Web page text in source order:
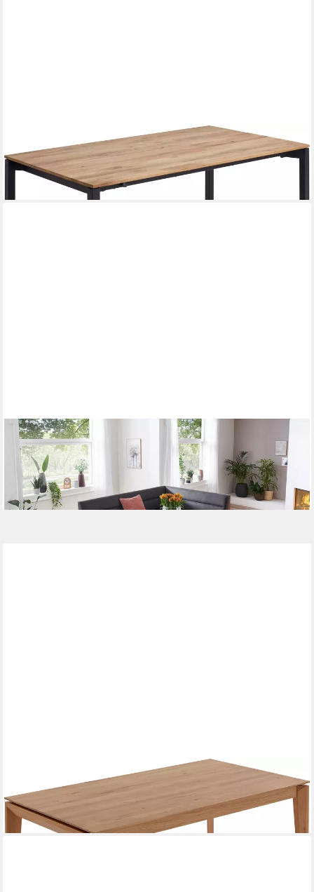
NIEHOFF SITZMÖBEL
Esstisch Davos
ab 2.465,66 €
lieferbar in 6 Wochen
NIEHOFF SITZMÖBEL
Esstisch Finja, Dekor San Remo, Gestell Doppelsäule, zwei
Einlegeplatten à 40 cm
625,91 €
lieferbar in 6 Wochen
Esstisch Sonate (2-St), geteilte Platte in moderner Plankenoptik
ab 1.952,17 €
lieferbar in 6 Wochen